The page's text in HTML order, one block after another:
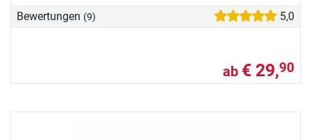
Bewertungen (9) 5,0
ab € 29,90